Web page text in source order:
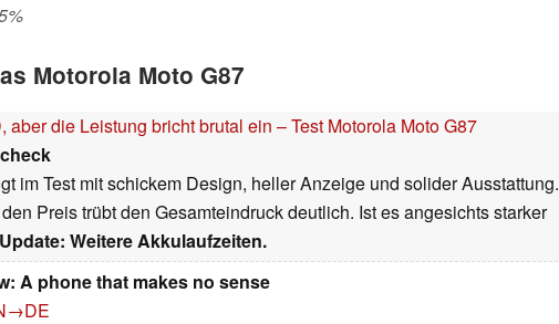
Motorola Moto G87
aber die Leistung bricht brutal ein – Test Motorola Moto G87
im Test mit schickem Design, heller Anzeige und solider Ausstattung.
Preis trübt den Gesamteindruck deutlich. Ist es angesichts starker
Update: Weitere Akkulaufzeiten.
A phone that makes no sense